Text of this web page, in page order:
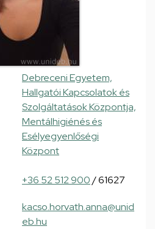
Debreceni Egyetem,
Hallgatói Kapcsolatok és
Szolgáltatások Központja,
Mentálhigiénés és
Esélyegyenlőségi
Központ
+36 52 512 900/ 61627
kacso.horvath.anna@unid
eb.hu